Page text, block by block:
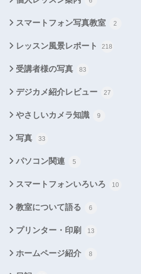
スマートフォン写真教室 2
レッスン風景レポート 218
受講者様の写真 83
デジカメ紹介レビュー 27
やさしいカメラ知識 9
写真 33
パソコン関連 5
スマートフォンいろいろ 10
教室について語る 6
プリンター・印刷 13
ホームページ紹介 8